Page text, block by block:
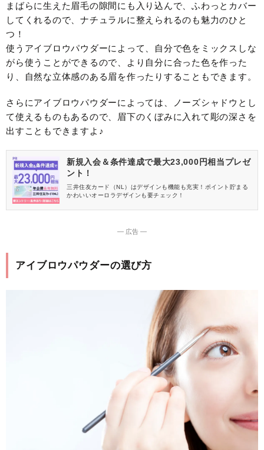
まばらに生えた眉毛の隙間にも入り込んで、ふわっとカバー
してくれるので、ナチュラルに整えられるのも魅力のひと
つ！
使うアイブロウパウダーによって、自分で色をミックスしな
がら使うことができるので、より自分に合った色を作った
り、自然な立体感のある眉を作ったりすることもできます。
さらにアイブロウパウダーによっては、ノーズシャドウとし
て使えるものもあるので、眉下のくぼみに入れて彫の深さを
出すこともできますよ♪
新規入会＆条件達成で最大23,000円相当プレゼ
ント！
三井住友カード（NL）はデザインも機能も充実！ポイント貯まる
かわいいオーロラデザインも要チェック！
― 広告 ―
アイブロウパウダーの選び方